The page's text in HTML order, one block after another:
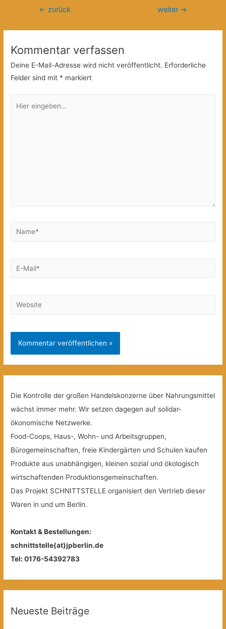
Beitragsnavigation
← zurück weiter →
Kommentar verfassen
Deine E-Mail-Adresse wird nicht veröffentlicht. Erforderliche
Felder sind mit * markiert
eingeben…
Name*
E-
Website
Die Kontrolle der großen Handelskonzerne über Nahrungsmittel
wächst immer mehr. Wir setzen dagegen auf solidar-
ökonomische Netzwerke.
Food-Coops, Haus-, Wohn- und Arbeitsgruppen,
Bürogemeinschaften, freie Kindergärten und Schulen kaufen
Produkte aus unabhängigen, kleinen sozial und ökologisch
wirtschaftenden Produktionsgemeinschaften.
Das Projekt SCHNITTSTELLE organisiert den Vertrieb dieser
Waren in und um Berlin.
Kontakt & Bestellungen:
schnittstelle(at)jpberlin.de
Tel: 0176-54392783
Neueste Beiträge